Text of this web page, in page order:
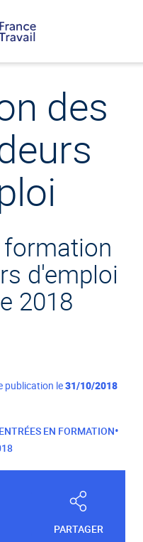
des
formation
d'emploi
2018
publication le31/10/2018
ENTRÉES EN FORMATION•
PARTAGER